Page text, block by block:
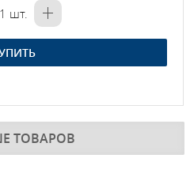
1 шт.
ТОВАРОВ